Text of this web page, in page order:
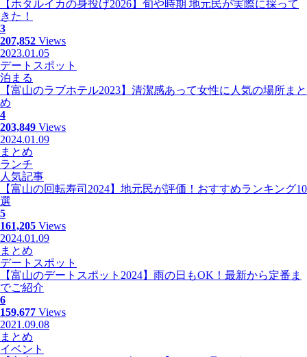
【ホタルイカの身投げ2026】旬や時期 地元民が実際に採って
きた！
3
207,852 Views
2023.01.05
デートスポット
泊まる
【富山のラブホテル2023】清潔感あって女性に人気の場所まと
め
4
203,849 Views
2024.01.09
まとめ
ランチ
人気記事
【富山の回転寿司2024】地元民が評価！おすすめランキング10
選
5
161,205 Views
2024.01.09
まとめ
デートスポット
【富山のデートスポット2024】雨の日もOK！最新から定番ま
でご紹介
6
159,677 Views
2021.09.08
まとめ
イベント